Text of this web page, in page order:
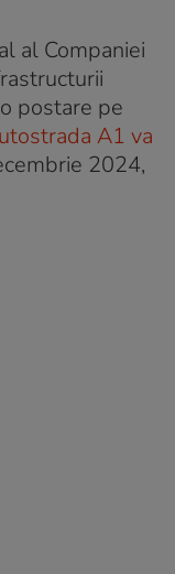
al Companiei
postare pe
A1 va
2024,